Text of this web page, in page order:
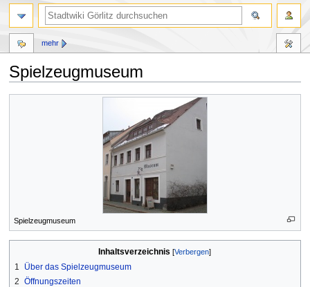
Spielzeugmuseum
Spielzeugmuseum
Inhaltsverzeichnis
1
Über das Spielzeugmuseum
2 Öffnungszeiten
mehr